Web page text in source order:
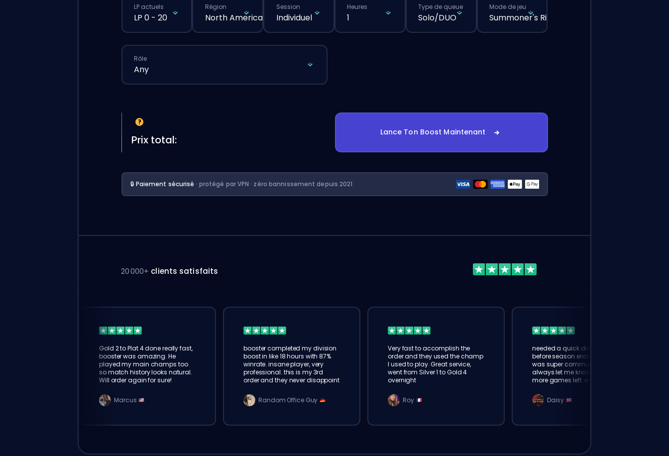
LP actuels
LP 0 - 20
Région
North America
Session
Individuel
Heures
1
Type de queue
Solo/DUO
Mode de jeu
Summoner's Rift
Rôle
Any
Prix total:
Lance Ton Boost Maintenant
🔒 Paiement sécurisé · protégé par VPN · zéro bannissement depuis 2021
20 000+ clients satisfaits
Gold 2 to Plat 4 done really fast,
booster was amazing. He
played my main champs too
so match history looks natural.
Will order again for sure!
Marcus
booster completed my division
boost in like 18 hours with 87%
winrate. insane player, very
professional. this is my 3rd
order and they never disappoint
Random Office Guy
Very fast to accomplish the
order and they used the champ
I used to play. Great service,
went from Silver 1 to Gold 4
overnight
Roy
needed a quick division boost
before season ended. booster
was super communicative,
always let me know how many
more games left. went from
Daisy
Purchase Boost Now